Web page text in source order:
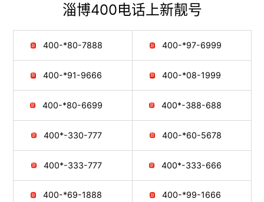
淄博400电话 上新靓号
400-*80-7888 400-*97-6999
400-*91-9666 400-*08-1999
400-*80-6699 400*-388-688
400*-330-777 400-*60-5678
400*-333-777 400*-333-666
400-*69-1888 400-*99-1666